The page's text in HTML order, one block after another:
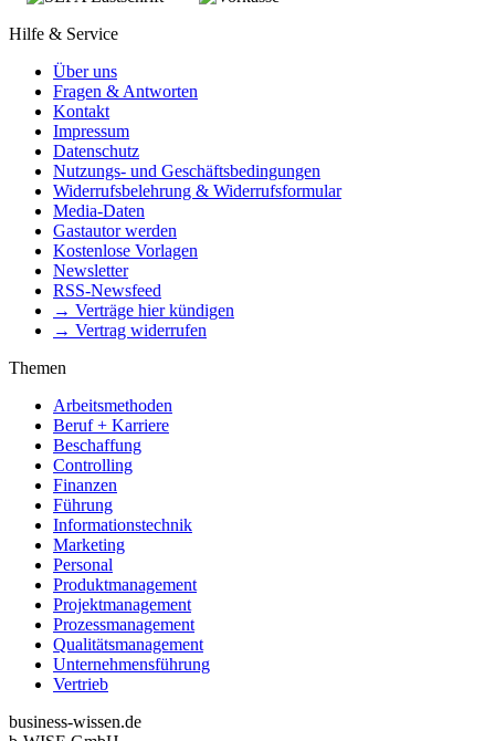
Hilfe & Service
Über uns
Fragen & Antworten
Kontakt
Impressum
Datenschutz
Nutzungs- und Geschäftsbedingungen
Widerrufsbelehrung & Widerrufsformular
Media-Daten
Gastautor werden
Kostenlose Vorlagen
Newsletter
RSS-Newsfeed
→ Verträge hier kündigen
→ Vertrag widerrufen
Themen
Arbeitsmethoden
Beruf + Karriere
Beschaffung
Controlling
Finanzen
Führung
Informationstechnik
Marketing
Personal
Produktmanagement
Projektmanagement
Prozessmanagement
Qualitätsmanagement
Unternehmensführung
Vertrieb
business-wissen.de